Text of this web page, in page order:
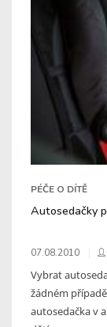
PÉČE O DÍTĚ
Autosedačky
07.08.2010
Vybrat
žádném
autosedačka v